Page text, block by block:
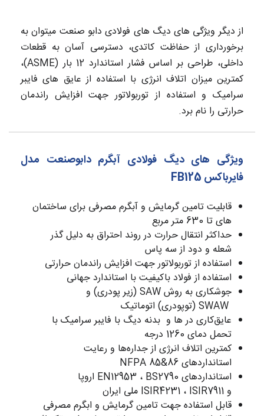
از دیگر ویژگی های دیگ های فولادی دابو صنعت میتوان به
برخورداری از حفاظت کاتدی، دسترسی آسان به قطعات
داخلی، طراحی بر اساس فشار استاندارد 12 بار (ASME)،
کمترین میزان اتلاف انرژی با استفاده از عایق های فایبر
سرامیک و استفاده از توربولاتور جهت افزایش راندمان
حرارتی را نام برد.
ویژگی های دیگ فولادی آبگرم دابوصنعت مدل
فایرباکس FB125
قابلیت تامین گرمایش و آبگرم مصرفی برای ساختمان
های تا 630 متر مربع
حداکثر انتقال حرارت در روند احتراق به دلیل گذر
شعله و دود از سه پاس
استفاده از توربولاتور جهت افزایش راندمان حرارتی
استفاده از فولاد باکیفیت با استاندارد جهانی
جوشکاری به روش SAW (زیر پودری) و
عایق‌کاری در ها و بدنه دیگ با فایبر سرامیک با
تحمل دمای 1260 درجه
کمترین اتلاف انرژی از جداره‌ها و رعایت
استاندارد‌های NFPA 85&86
استانداردهای EN12953 ، BS2790 اروپا
و ISIR4231 ، ISIR7911 ملی ایران
قابل استفاده جهت تامین گرمایش و ابگرم مصرفی